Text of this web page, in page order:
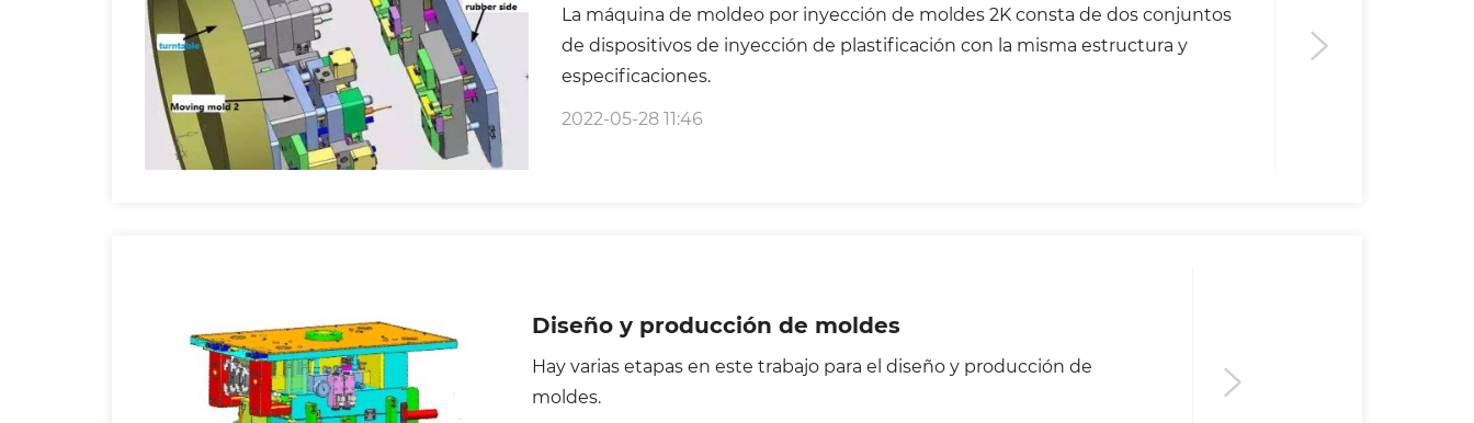
La máquina de moldeo por inyección de moldes 2K consta de dos conjuntos
de dispositivos de inyección de plastificación con la misma estructura y
especificaciones.
2022-05-28 11:46
Diseño y producción de moldes
Hay varias etapas en este trabajo para el diseño y producción de
moldes.